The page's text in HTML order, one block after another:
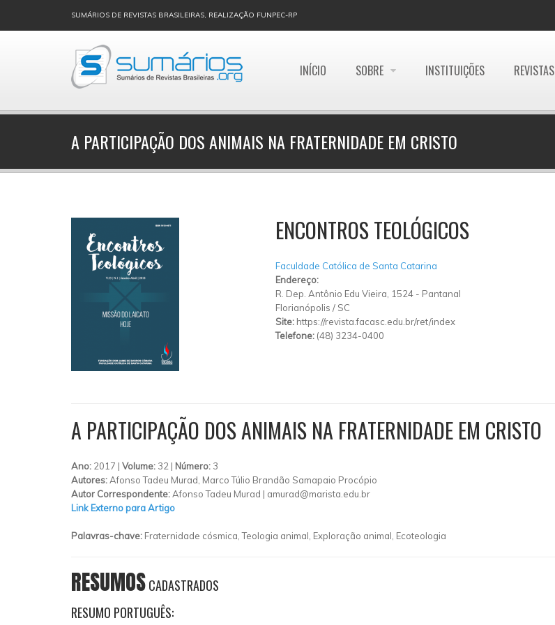
SUMÁRIOS DE REVISTAS BRASILEIRAS, REALIZAÇÃO FUNPEC-RP
INÍCIO SOBRE INSTITUIÇÕES REVISTAS
A PARTICIPAÇÃO DOS ANIMAIS NA FRATERNIDADE EM CRISTO
ENCONTROS TEOLÓGICOS
Faculdade Católica de Santa Catarina
Endereço:
R. Dep. Antônio Edu Vieira, 1524- Pantanal
Florianópolis / SC
Site: https://revista.facasc.edu.br/ret/index
Telefone: (48) 3234-0400
A PARTICIPAÇÃO DOS ANIMAIS NA FRATERNIDADE EM CRISTO
Ano: 2017 | Volume: 32 | Número: 3
Autores:Afonso Tadeu Murad, Marco Túlio Brandão Samapaio Procópio
Autor Correspondente:Afonso Tadeu Murad | amurad@marista.edu.br
Link Externo para Artigo
Palavras-chave: Fraternidade cósmica, Teologia animal, Exploração animal, Ecoteologia
RESUMOSCADASTRADOS
RESUMO PORTUGUÊS: